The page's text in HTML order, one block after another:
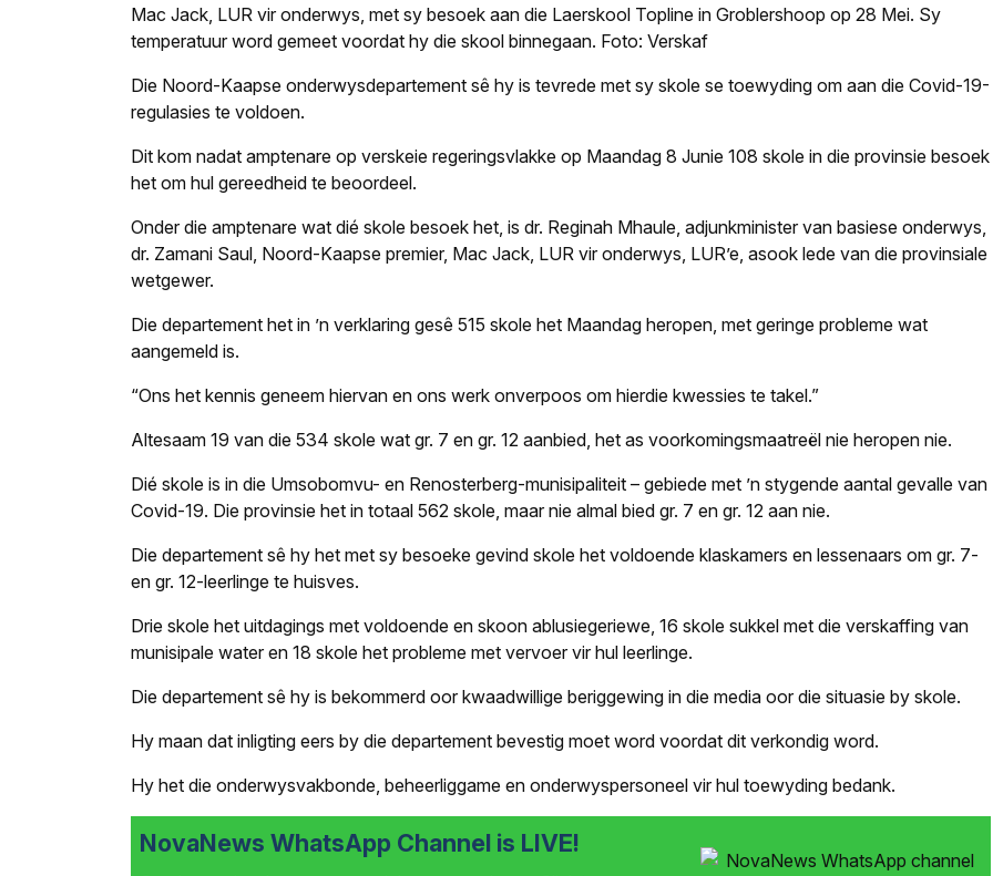
Mac Jack, LUR vir onderwys, met sy besoek aan die Laerskool Topline in Groblershoop op 28 Mei. Sy
temperatuur word gemeet voordat hy die skool binnegaan. Foto: Verskaf
Die Noord-Kaapse onderwysdepartement sê hy is tevrede met sy skole se toewyding om aan die Covid-19-
regulasies te voldoen.
Dit kom nadat amptenare op verskeie regeringsvlakke op Maandag 8 Junie 108 skole in die provinsie besoek
het om hul gereedheid te beoordeel.
Onder die amptenare wat dié skole besoek het, is dr. Reginah Mhaule, adjunkminister van basiese onderwys,
dr. Zamani Saul, Noord-Kaapse premier, Mac Jack, LUR vir onderwys, LUR’e, asook lede van die provinsiale
wetgewer.
Die departement het in ’n verklaring gesê 515 skole het Maandag heropen, met geringe probleme wat
aangemeld is.
“Ons het kennis geneem hiervan en ons werk onverpoos om hierdie kwessies te takel.”
Altesaam 19 van die 534 skole wat gr. 7 en gr. 12 aanbied, het as voorkomingsmaatreël nie heropen nie.
Dié skole is in die Umsobomvu- en Renosterberg-munisipaliteit – gebiede met ’n stygende aantal gevalle van
Covid-19. Die provinsie het in totaal 562 skole, maar nie almal bied gr. 7 en gr. 12 aan nie.
Die departement sê hy het met sy besoeke gevind skole het voldoende klaskamers en lessenaars om gr. 7-
en gr. 12-leerlinge te huisves.
Drie skole het uitdagings met voldoende en skoon ablusiegeriewe, 16 skole sukkel met die verskaffing van
munisipale water en 18 skole het probleme met vervoer vir hul leerlinge.
Die departement sê hy is bekommerd oor kwaadwillige beriggewing in die media oor die situasie by skole.
Hy maan dat inligting eers by die departement bevestig moet word voordat dit verkondig word.
Hy het die onderwysvakbonde, beheerliggame en onderwyspersoneel vir hul toewyding bedank.
NovaNews WhatsApp Channel is LIVE!